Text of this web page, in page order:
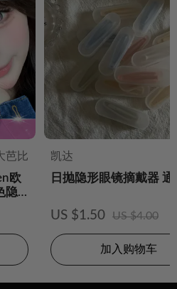
芭比
欧
隐
凯达
日抛隐形眼镜摘戴器
US $1.50 US $4.00
加入购物车